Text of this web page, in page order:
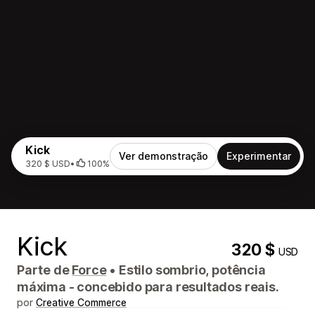
Kick
320 $ USD• 100%
Ver demonstração Experimentar
Kick 320 $USD
Parte deForce • Estilo sombrio, potência
máxima - concebido para resultados reais.
por Creative Commerce